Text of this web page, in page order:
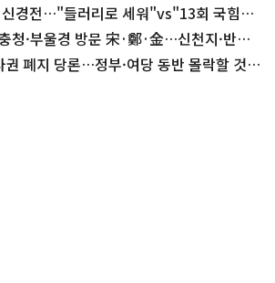
신경전…"들러리로 세워"vs"13회 국힘이
청·부울경 방문 宋·鄭·金…신천지·반명
폐지 당론…정부·여당 동반 몰락할 것"